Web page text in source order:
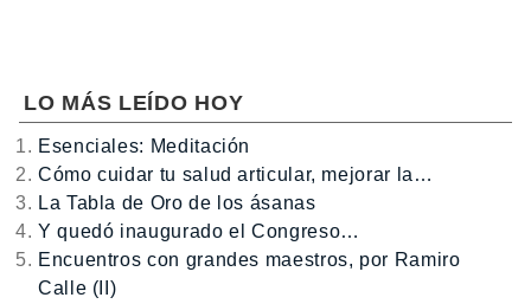
LO MÁS LEÍDO HOY
Esenciales: Meditación
Cómo cuidar tu salud articular, mejorar la…
La Tabla de Oro de los ásanas
Y quedó inaugurado el Congreso…
Encuentros con grandes maestros, por Ramiro
Calle (II)